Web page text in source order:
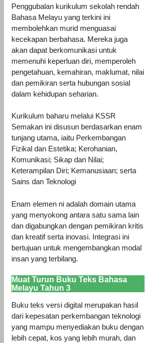
Penggubalan kurikulum sekolah rendah
Bahasa Melayu yang terkini ini
membolehkan murid menguasai
kecekapan berbahasa. Mereka juga
akan dapat berkomunikasi untuk
memenuhi keperluan diri, memperoleh
pengetahuan, kemahiran, maklumat, nilai
dan pemikiran serta hubungan sosial
dalam kehidupan seharian.
Kurikulum baharu melalui KSSR
Semakan ini disusun berdasarkan enam
tunjang utama, iaitu Perkembangan
Fizikal dan Estetika; Kerohanian,
Komunikasi; Sikap dan Nilai;
Keterampilan Diri; Kemanusiaan; serta
Sains dan Teknologi
Enam elemen ni adalah domain utama
yang menyokong antara satu sama lain
dan digabungkan dengan pemikiran kritis
dan kreatif serta inovasi. Integrasi ini
bertujuan untuk mengembangkan modal
insan yang terbilang.
Muat Turun Buku Teks Bahasa
Melayu Tahun 3
Buku teks versi digital merupakan hasil
dari kepesatan perkembangan teknologi
yang mampu menyediakan buku dengan
lebih cepat, kos yang lebih murah, dan